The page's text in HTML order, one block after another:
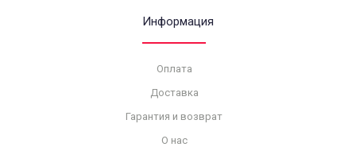
Информация
Оплата
Доставка
Гарантия и возврат
О нас